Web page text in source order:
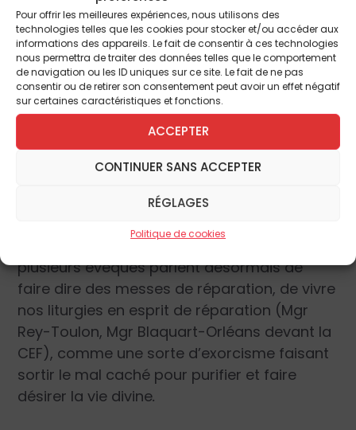
Pour offrir les meilleures expériences, nous utilisons des
technologies telles que les cookies pour stocker et/ou accéder aux
informations des appareils. Le fait de consentir à ces technologies
nous permettra de traiter des données telles que le comportement
de navigation ou les ID uniques sur ce site. Le fait de ne pas
consentir ou de retirer son consentement peut avoir un effet négatif
sur certaines caractéristiques et fonctions.
ACCEPTER
CONTINUER SANS ACCEPTER
RÉGLAGES
Politique de cookies
Miséricorde chassant sans pitié les misères
occultées jusqu’ici, mais à quel prix ?
Mais, grâce à Dieu, l’énergie baptismale
parvient toujours à réparer ce qui est flétri.
Des victimes sortent de leur mutisme de
damnés, de déportés d’un nouveau Dachau.
La foi peut et doit fleurir chez ces âmes « à la
la pureté de l’Église, en intercédant elles-
pas là parole en l’air ! En ce sens d’ailleurs,
plusieurs évêques parlent désormais de
faire dire des messes de réparation, de vivre
nos liturgies en esprit de réparation (Mgr
Rey-Toulon, Mgr Blaquart-Orléans devant la
CEF), comme une sorte d’exorcisme faisant
sortir le mal caché pour purifier et faire
désirer la vie divine.